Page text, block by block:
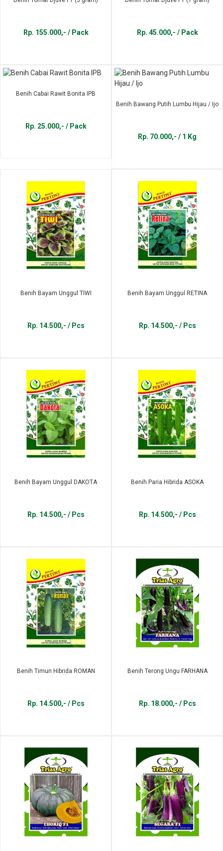
Rp. 155.000,- / Pack Rp. 45.000,- / Pack
Benih Cabai Rawit Bonita IPB
Rp. 25.000,- / Pack
Benih Bawang Putih Lumbu Hijau / Ijo
Rp. 70.000,- / 1 Kg
Benih Bayam Unggul TIWI
Rp. 14.500,- / Pcs
Benih Bayam Unggul RETINA
Rp. 14.500,- / Pcs
Benih Bayam Unggul DAKOTA
Rp. 14.500,- / Pcs
Benih Paria Hibrida ASOKA
Rp. 14.500,- / Pcs
Benih Timun Hibrida ROMAN
Rp. 14.500,- / Pcs
Benih Terong Ungu FARHANA
Rp. 18.000,- / Pcs